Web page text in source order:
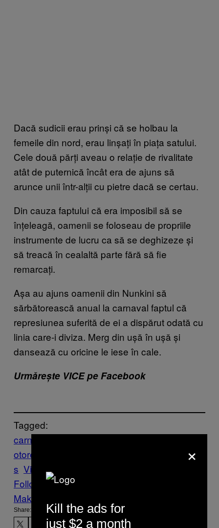
Dacă sudicii erau prinși că se holbau la
femeile din nord, erau linșați în piața satului.
Cele două părți aveau o relație de rivalitate
atât de puternică încât era de ajuns să
arunce unii într-alții cu pietre dacă se certau.
Din cauza faptului că era imposibil să se
înțeleagă, oamenii se foloseau de propriile
instrumente de lucru ca să se deghizeze și
să treacă în cealaltă parte fără să fie
remarcați.
Așa au ajuns oamenii din Nunkini să
sărbătorească anual la carnaval faptul că
represiunea suferită de ei a dispărut odată cu
linia care-i diviza. Merg din ușă în ușă și
dansează cu oricine le iese în cale.
Urmărește VICE pe Facebook
Tagged:
carnaval
otoreportaje
traditie
s Vice Blog
Follow Us On Discover
Make Us Preferred In Top Stories
Share:
×
Kill the ads for
just $2 a month